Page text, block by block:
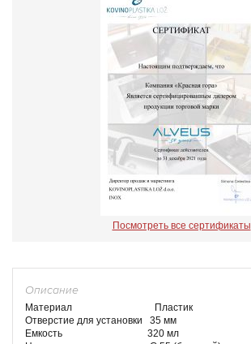
Посмотреть все сертификаты
Описание
Материал Пластик
Отверстие для установки 35 мм
Емкость 320 мл